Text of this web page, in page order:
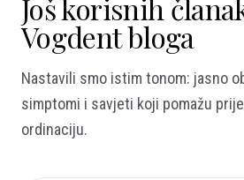
Još korisnih
Vogdent bloga
Nastavili smo istim tonom: jasno
simptomi i savjeti koji pomažu
ordinaciju.